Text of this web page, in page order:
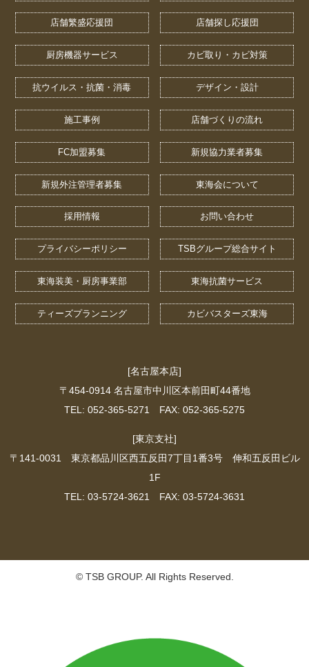
店舗繁盛応援団 店舗探し応援団
厨房機器サービス カビ取り・カビ対策
抗ウイルス・抗菌・消毒 デザイン・設計
施工事例 店舗づくりの流れ
FC加盟募集 新規協力業者募集
新規外注管理者募集 東海会について
採用情報 お問い合わせ
プライバシーポリシー TSBグループ総合サイト
東海装美・厨房事業部 東海抗菌サービス
ティーズプランニング カビバスターズ東海
[名古屋本店]
〒454-0914 名古屋市中川区本前田町44番地
TEL: 052-365-5271 FAX: 052-365-5275
[東京支社]
〒141-0031 東京都品川区西五反田7丁目1番3号 伸和五反田ビル
1F
TEL: 03-5724-3621 FAX: 03-5724-3631
© TSB GROUP. All Rights Reserved.